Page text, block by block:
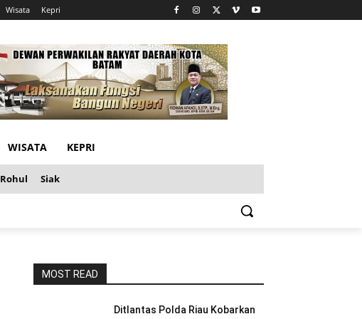
Wisata Kepri
WISATA KEPRI
Rohul Siak
MOST READ
Ditlantas Polda Riau Kobarkan